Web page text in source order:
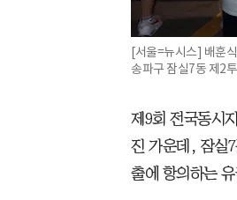
[서울=뉴시스] 배훈
송파구 잠실7동 제2
제9회 전국동시
진 가운데, 잠실
출에 항의하는